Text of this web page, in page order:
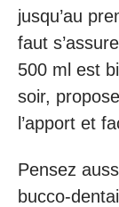
jusqu’au
faut
500 ml est
soir,
l’apport et
Pensez
bucco-